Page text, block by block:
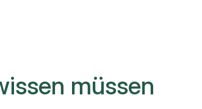
müssen